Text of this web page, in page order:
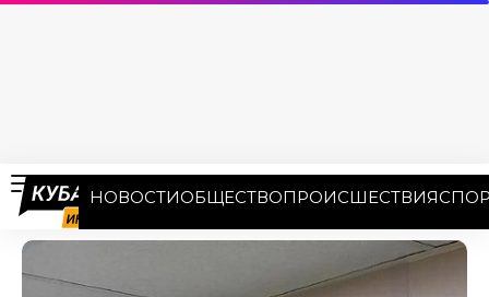
НОВОСТИОБЩЕСТВОПРОИСШЕСТВИЯ